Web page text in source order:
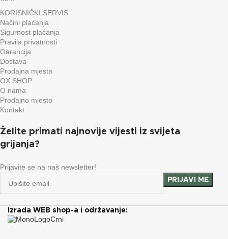
KORISNIČKI SERVIS
Načini plaćanja
Sigurnost plaćanja
Pravila privatnosti
Garancija
Dostava
Prodajna mjesta
OX SHOP
O nama
Prodajno mjesto
Kontakt
Želite primati najnovije vijesti iz svijeta
grijanja?
Prijavite se na naš newsletter!
Izrada WEB shop-a i održavanje: